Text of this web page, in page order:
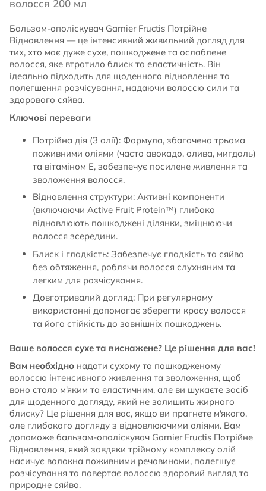
волосся 200 мл
Бальзам-ополіскувач Garnier Fructis Потрійне
Відновлення — це інтенсивний живильний догляд для
тих, хто має дуже сухе, пошкоджене та ослаблене
волосся, яке втратило блиск та еластичність. Він
ідеально підходить для щоденного відновлення та
полегшення розчісування, надаючи волоссю сили та
здорового сяйва.
Ключові переваги
Потрійна дія (3 олії): Формула, збагачена трьома
поживними оліями (часто авокадо, олива, мигдаль)
та вітаміном Е, забезпечує посилене живлення та
зволоження волосся.
Відновлення структури: Активні компоненти
(включаючи Active Fruit Protein™) глибоко
відновлюють пошкоджені ділянки, зміцнюючи
волосся зсередини.
Блиск і гладкість: Забезпечує гладкість та сяйво
без обтяження, роблячи волосся слухняним та
легким для розчісування.
Довготривалий догляд: При регулярному
використанні допомагає зберегти красу волосся
та його стійкість до зовнішніх пошкоджень.
Ваше волосся сухе та виснажене? Це рішення для вас!
Вам необхідно надати сухому та пошкодженому
волоссю інтенсивного живлення та зволоження, щоб
воно стало м'яким та еластичним, але ви шукаєте засіб
для щоденного догляду, який не залишить жирного
блиску? Це рішення для вас, якщо ви прагнете м'якого,
але глибокого догляду з відновлюючими оліями. Вам
допоможе бальзам-ополіскувач Garnier Fructis Потрійне
Відновлення, який завдяки трійному комплексу олій
насичує волокна поживними речовинами, полегшує
розчісування та повертає волоссю здоровий вигляд та
природне сяйво.